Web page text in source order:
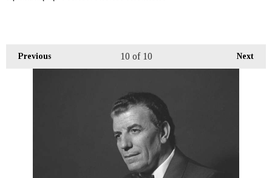
Previous Next
10 of 10